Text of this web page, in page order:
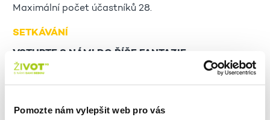
Pomozte nám vylepšit web pro vás
Maximální počet účastníků 28.
SETKÁVÁNÍ
VSTUPTE S NÁMI DO ŘÍŠE FANTAZIE
14:00–15:30 | Reminiscence
V rámciLITERÁRNÍHO KLUBU
se tentokráte zaměříme na téma sci-fi a fantasy.